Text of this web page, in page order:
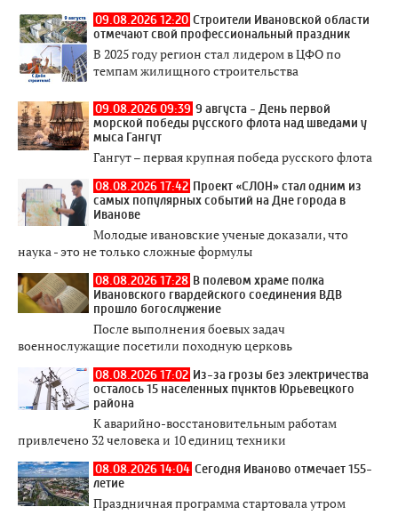
09.08.2026 12:20 Строители Ивановской области
отмечают свой профессиональный праздник
В 2025 году регион стал лидером в ЦФО по
темпам жилищного строительства
09.08.2026 09:39 9 августа - День первой
морской победы русского флота над шведами у
мыса Гангут
Гангут – первая крупная победа русского флота
08.08.2026 17:42 Проект «СЛОН» стал одним из
самых популярных событий на Дне города в
Иванове
Молодые ивановские ученые доказали, что
наука - это не только сложные формулы
08.08.2026 17:28 В полевом храме полка
Ивановского гвардейского соединения ВДВ
прошло богослужение
После выполнения боевых задач
военнослужащие посетили походную церковь
08.08.2026 17:02 Из-за грозы без электричества
осталось 15 населенных пунктов Юрьевецкого
района
К аварийно-восстановительным работам
привлечено 32 человека и 10 единиц техники
08.08.2026 14:04 Сегодня Иваново отмечает 155-
летие
Праздничная программа стартовала утром